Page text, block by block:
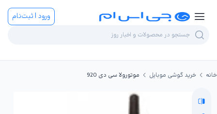
ورود | ثبت‌نام
خانه خرید گوشی موبایل موتورولا سی دی 920